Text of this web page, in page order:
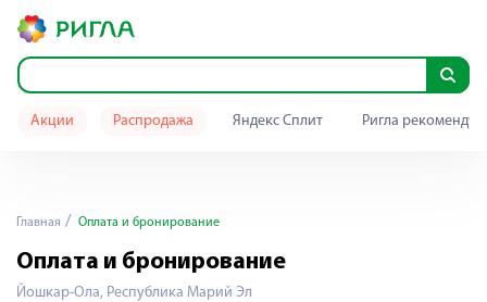
Акции Распродажа Яндекс Сплит Ригла
Главная Оплата и бронирование
Оплата и бронирование
Йошкар-Ола, Республика Марий Эл